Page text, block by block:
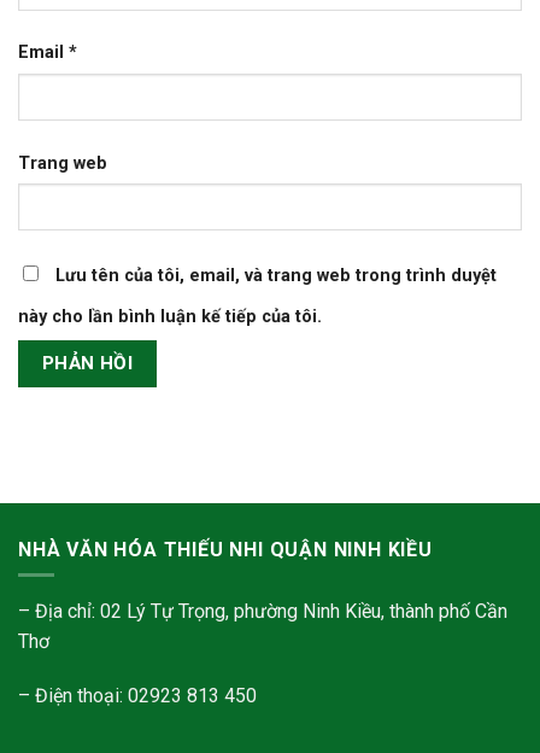
Email *
Trang web
Lưu tên của tôi, email, và trang web trong trình duyệt
này cho lần bình luận kế tiếp của tôi.
NHÀ VĂN HÓA THIẾU NHI QUẬN NINH KIỀU
– Địa chỉ: 02 Lý Tự Trọng, phường Ninh Kiều, thành phố Cần
Thơ
– Điện thoại: 02923 813 450